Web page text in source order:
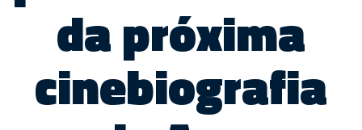
da próxima
cinebiografia